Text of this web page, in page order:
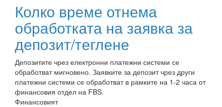
Колко време отнема
обработката на заявка за
депозит/теглене
Депозитите чрез електронни платежни системи се
обработват мигновено. Заявките за депозит чрез други
платежни системи се обработват в рамките на 1-2 часа от
финансовия отдел на FBS.
Финансовият